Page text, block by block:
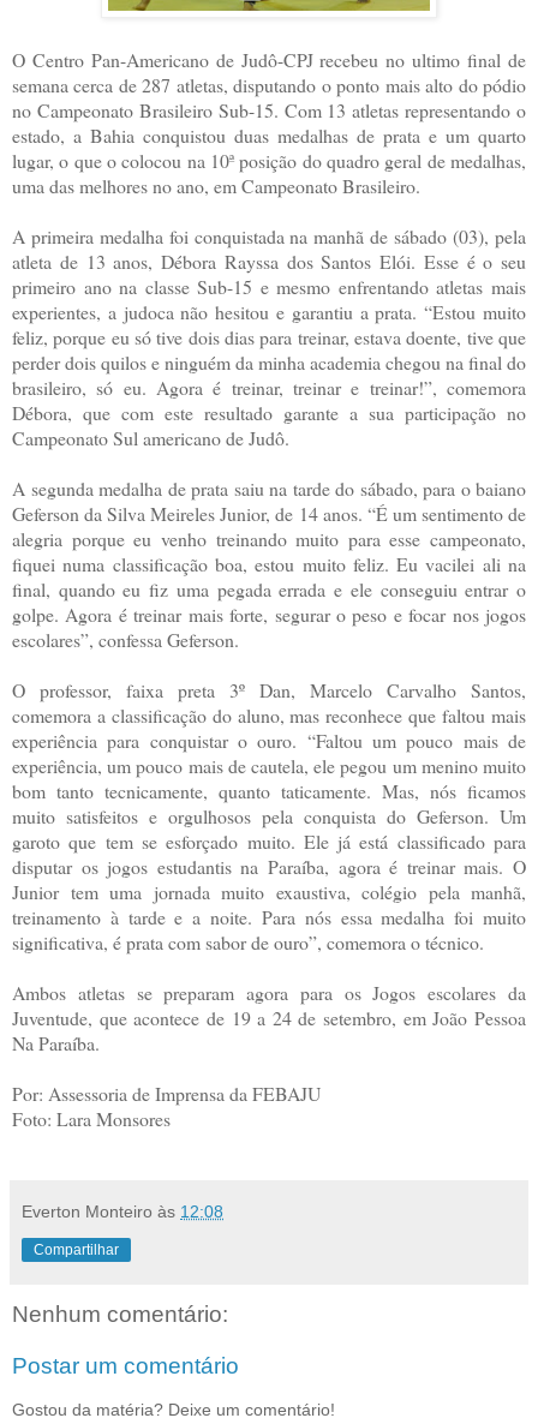
O Centro Pan-Americano de Judô-CPJ recebeu no ultimo final de
semana cerca de 287 atletas, disputando o ponto mais alto do pódio
no Campeonato Brasileiro Sub-15. Com 13 atletas representando o
estado, a Bahia conquistou duas medalhas de prata e um quarto
lugar, o que o colocou na 10ª posição do quadro geral de medalhas,
uma das melhores no ano, em Campeonato Brasileiro.
A primeira medalha foi conquistada na manhã de sábado (03), pela
atleta de 13 anos, Débora Rayssa dos Santos Elói. Esse é o seu
primeiro ano na classe Sub-15 e mesmo enfrentando atletas mais
experientes, a judoca não hesitou e garantiu a prata. “Estou muito
feliz, porque eu só tive dois dias para treinar, estava doente, tive que
perder dois quilos e ninguém da minha academia chegou na final do
brasileiro, só eu. Agora é treinar, treinar e treinar!”, comemora
Débora, que com este resultado garante a sua participação no
Campeonato Sul americano de Judô.
A segunda medalha de prata saiu na tarde do sábado, para o baiano
Geferson da Silva Meireles Junior, de 14 anos. “É um sentimento de
alegria porque eu venho treinando muito para esse campeonato,
fiquei numa classificação boa, estou muito feliz. Eu vacilei ali na
final, quando eu fiz uma pegada errada e ele conseguiu entrar o
golpe. Agora é treinar mais forte, segurar o peso e focar nos jogos
escolares”, confessa Geferson.
O professor, faixa preta 3º Dan, Marcelo Carvalho Santos,
comemora a classificação do aluno, mas reconhece que faltou mais
experiência para conquistar o ouro. “Faltou um pouco mais de
experiência, um pouco mais de cautela, ele pegou um menino muito
bom tanto tecnicamente, quanto taticamente. Mas, nós ficamos
muito satisfeitos e orgulhosos pela conquista do Geferson. Um
garoto que tem se esforçado muito. Ele já está classificado para
disputar os jogos estudantis na Paraíba, agora é treinar mais. O
Junior tem uma jornada muito exaustiva, colégio pela manhã,
treinamento à tarde e a noite. Para nós essa medalha foi muito
significativa, é prata com sabor de ouro”, comemora o técnico.
Ambos atletas se preparam agora para os Jogos escolares da
Juventude, que acontece de 19 a 24 de setembro, em João Pessoa
Na Paraíba.
Por: Assessoria de Imprensa da FEBAJU
Foto: Lara Monsores
Everton Monteiro às 12:08
Compartilhar
Nenhum comentário:
Postar um comentário
Gostou da matéria? Deixe um comentário!